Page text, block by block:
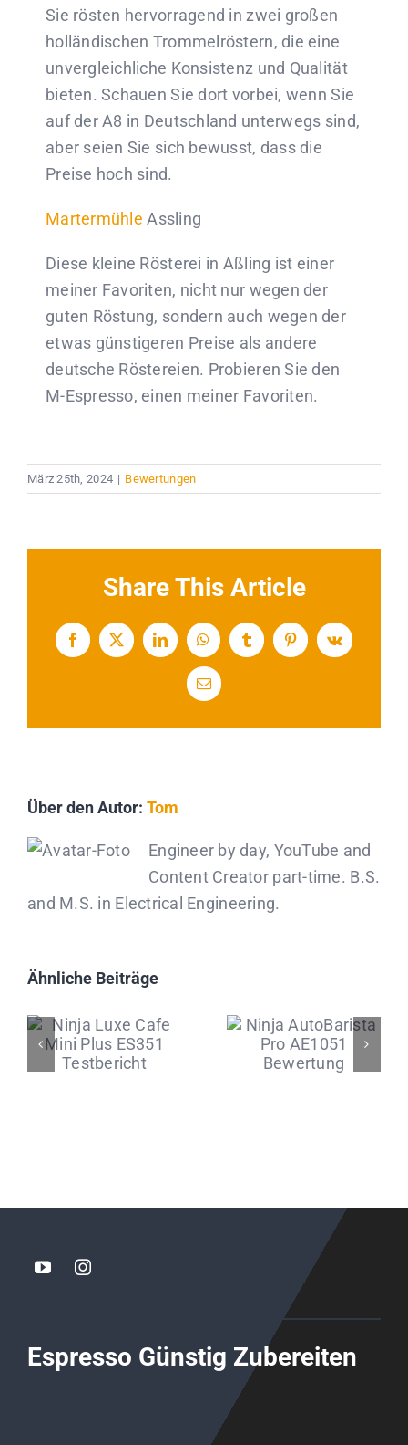
Sie rösten hervorragend in zwei großen
holländischen Trommelröstern, die eine
unvergleichliche Konsistenz und Qualität
bieten. Schauen Sie dort vorbei, wenn Sie
auf der A8 in Deutschland unterwegs sind,
aber seien Sie sich bewusst, dass die
Preise hoch sind.
Martermühle Assling
Diese kleine Rösterei in Aßling ist einer
meiner Favoriten, nicht nur wegen der
guten Röstung, sondern auch wegen der
etwas günstigeren Preise als andere
deutsche Röstereien. Probieren Sie den
M-Espresso, einen meiner Favoriten.
März 25th, 2024 | Bewertungen
Share This Article
Facebook
X LinkedInWhatsAppTumblrPinterestVk
E-
Mail
Über den Autor: Tom
Engineer by day, YouTube and
Content Creator part-time. B.S.
and M.S. in Electrical Engineering.
Ähnliche Beiträge
Espresso Günstig Zubereiten